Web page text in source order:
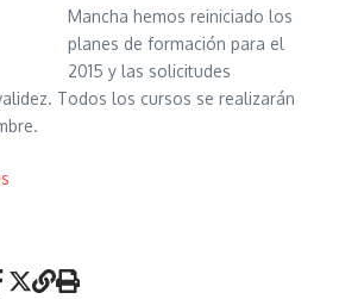
Mancha hemos reiniciado los
planes de formación para el
2015 y las solicitudes
Todos los cursos se realizarán